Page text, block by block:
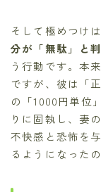
そして極めつけは
分が「無駄」と
う行動です。本
ですが、彼は「
の「1000円単位
りに固執し、妻
不快感と恐怖を
るようになったの